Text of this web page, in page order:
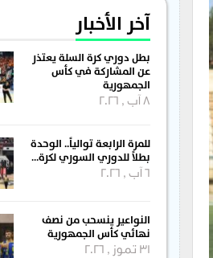
آخر الأخبار
بطل دوري كرة السلة يعتذر
عن المشاركة في كأس
الجمهورية
8 آب , 2026
للمرة الرابعة توالياً.. الوحدة
بطلاً للدوري السوري لكرة…
6 آب , 2026
النواعير ينسحب من نصف
نهائي كأس الجمهورية
31 تموز , 2026